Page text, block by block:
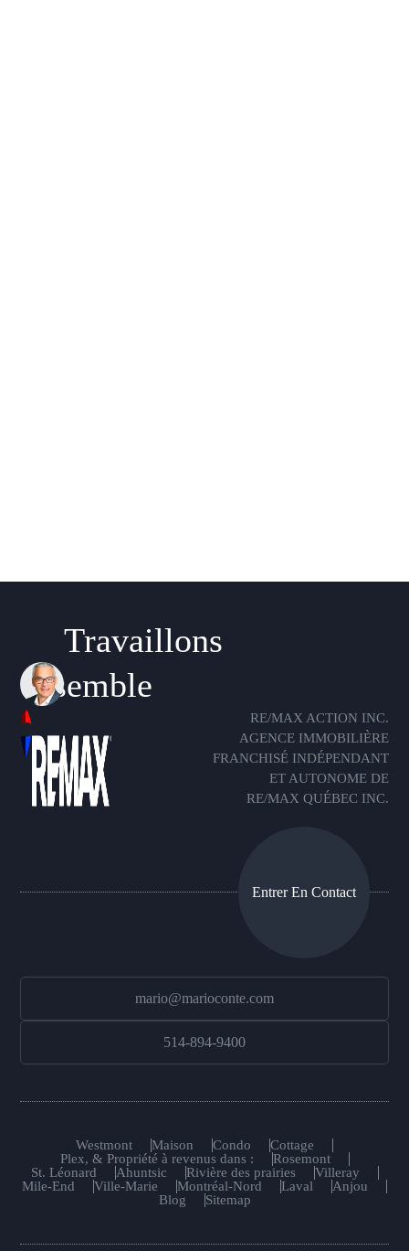
Travaillons
ensemble
RE/MAX ACTION INC.
AGENCE IMMOBILIÈRE
FRANCHISÉ INDÉPENDANT
ET AUTONOME DE
RE/MAX QUÉBEC INC.
Entrer En Contact
mario@marioconte.com
514-894-9400
Westmont Maison Condo
Cottage
Plex, & Propriété à revenus dans :
Rosemont
St. Léonard
Ahuntsic Rivière des prairies
Villeray
Mile-End
Ville-Marie Montréal-Nord Laval
Anjou
Blog
Sitemap